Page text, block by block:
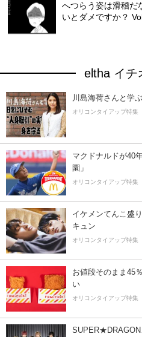
へつらう姿は滑稽だ
いとダメですか？
eltha イチ
川島海荷さんと学
オリコンタイアップ特集
マクドナルドが40
園」
オリコンタイアップ特集
イケメンてんこ盛
キュン
オリコンタイアップ特集
お値段そのまま45
い
オリコンタイアップ特集
SUPER★DRAGON